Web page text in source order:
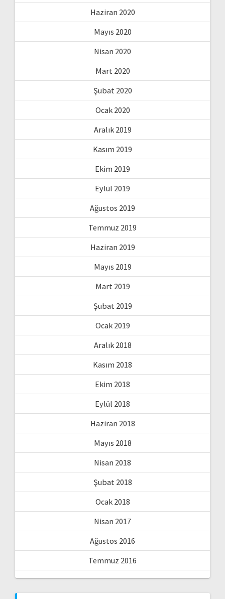
Haziran 2020
Mayıs 2020
Nisan 2020
Mart 2020
Şubat 2020
Ocak 2020
Aralık 2019
Kasım 2019
Ekim 2019
Eylül 2019
Ağustos 2019
Temmuz 2019
Haziran 2019
Mayıs 2019
Mart 2019
Şubat 2019
Ocak 2019
Aralık 2018
Kasım 2018
Ekim 2018
Eylül 2018
Haziran 2018
Mayıs 2018
Nisan 2018
Şubat 2018
Ocak 2018
Nisan 2017
Ağustos 2016
Temmuz 2016